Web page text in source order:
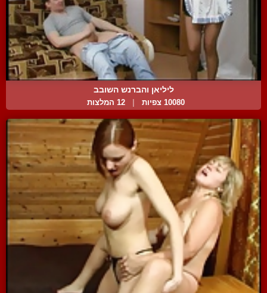
ליליאן והברנש השובב
10080 צפיות 12 המלצות